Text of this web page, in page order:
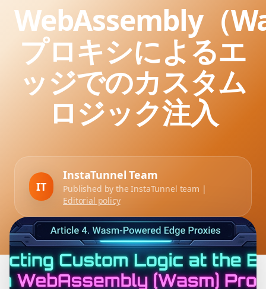
WebAssembly（
プロキシによるエ
ッジでのカスタム
ロジック注入
IT
InstaTunnel Team
Published by the InstaTunnel team |
Editorial policy